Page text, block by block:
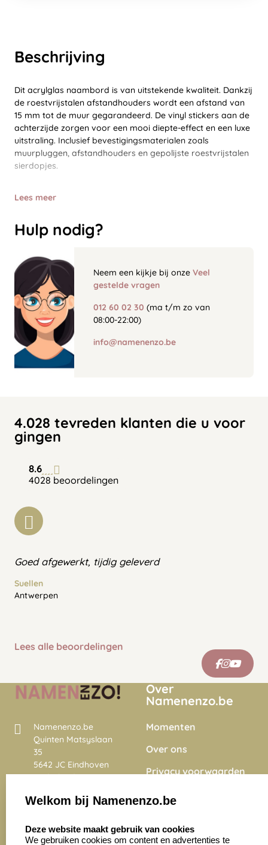
Beschrijving
Dit acrylglas naambord is van uitstekende kwaliteit. Dankzij
de roestvrijstalen afstandhouders wordt een afstand van
15 mm tot de muur gegarandeerd. De vinyl stickers aan de
achterzijde zorgen voor een mooi diepte-effect en een luxe
uitstraling. Inclusief bevestigingsmaterialen zoals
muurpluggen, afstandhouders en gepolijste roestvrijstalen
sierdopjes.
Lees meer
Hulp nodig?
Neem een kijkje bij onze Veel
gestelde vragen
012 60 02 30 (ma t/m zo van
08:00-22:00)
info@namenenzo.be
4.028 tevreden klanten die u voor
gingen
8.6
4028 beoordelingen
Goed afgewerkt, tijdig geleverd
Suellen
Antwerpen
Lees alle beoordelingen
Namenenzo.be
Quinten Matsyslaan
35
5642 JC Eindhoven
Nederland
4028 beoordelingen
Over
Namenenzo.be
Momenten
Over ons
Privacy voorwaarden
Onze vacatures
Welkom bij Namenenzo.be
Deze website maakt gebruik van cookies
We gebruiken cookies om content en advertenties te